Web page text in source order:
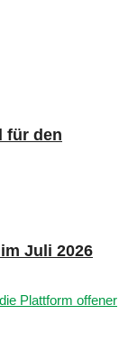
für den
Juli 2026